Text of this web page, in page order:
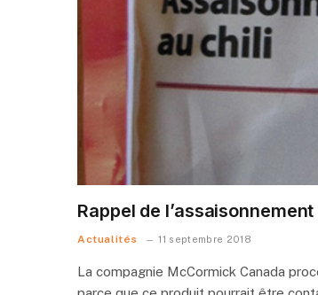
Rappel de
Actualités 11 septembre 2018
La compagnie McCormick Canada